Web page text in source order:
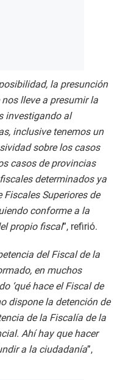
la presunción
lleve a presumir la
investigando al
inclusive tenemos un
sobre los casos
casos de provincias
determinados ya
Superiores de
conforme a la
propio fiscal”, refirió.
del Fiscal de la
en muchos
‘qué hace el Fiscal de
dispone la detención de
de la Fiscalía de la
Ahí hay que hacer
a la ciudadanía”,